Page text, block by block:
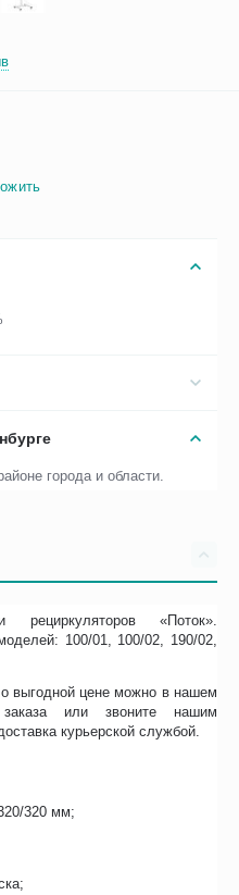
города и области.
рециркуляторов «Поток».
100/01, 100/02, 190/02,
выгодной цене можно в нашем
или звоните нашим
курьерской службой.
320 мм;